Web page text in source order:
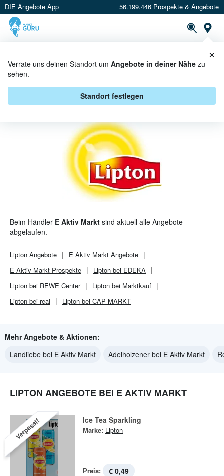
DIE Angebote App 56.199.446 Prospekte & Angebote
Verrate uns deinen Standort um Angebote in deiner Nähe zu
sehen.
Standort festlegen
×
LIPTON BEI E AKTIV MARKT -
ANGEBOTE & AKTIONEN
Beim Händler E Aktiv Markt sind aktuell alle Angebote
abgelaufen.
Lipton Angebote E Aktiv Markt Angebote
E Aktiv Markt Prospekte
Lipton bei EDEKA
Lipton bei REWE Center
Lipton bei Marktkauf
Lipton bei real
Lipton bei CAP MARKT
Mehr Angebote & Aktionen:
Landliebe bei E Aktiv Markt
Adelholzener bei E Aktiv Markt
LIPTON ANGEBOTE BEI E AKTIV MARKT
Verpasst! Ice Tea Sparkling
Marke: Lipton
Preis: € 0,49